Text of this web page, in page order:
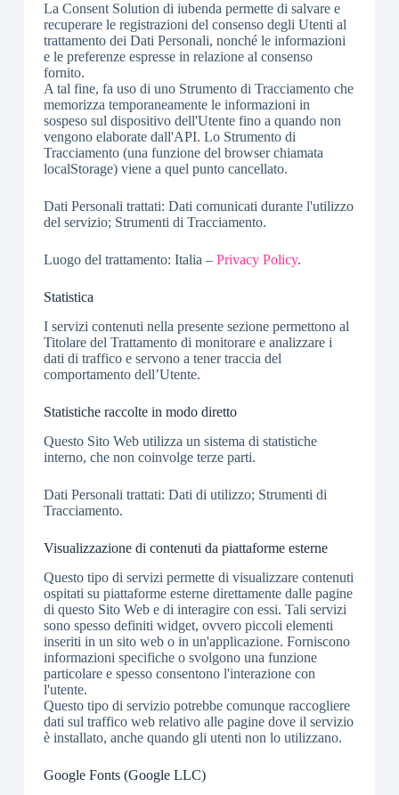
La Consent Solution di iubenda permette di salvare e
recuperare le registrazioni del consenso degli Utenti al
trattamento dei Dati Personali, nonché le informazioni
e le preferenze espresse in relazione al consenso
fornito.
A tal fine, fa uso di uno Strumento di Tracciamento che
memorizza temporaneamente le informazioni in
sospeso sul dispositivo dell'Utente fino a quando non
vengono elaborate dall'API. Lo Strumento di
Tracciamento (una funzione del browser chiamata
localStorage) viene a quel punto cancellato.
Dati Personali trattati: Dati comunicati durante l'utilizzo
del servizio; Strumenti di Tracciamento.
Luogo del trattamento: Italia –Privacy Policy.
Statistica
I servizi contenuti nella presente sezione permettono al
Titolare del Trattamento di monitorare e analizzare i
dati di traffico e servono a tener traccia del
comportamento dell’Utente.
Statistiche raccolte in modo diretto
Questo Sito Web utilizza un sistema di statistiche
interno, che non coinvolge terze parti.
Dati Personali trattati: Dati di utilizzo; Strumenti di
Tracciamento.
Visualizzazione di contenuti da piattaforme esterne
Questo tipo di servizi permette di visualizzare contenuti
ospitati su piattaforme esterne direttamente dalle pagine
di questo Sito Web e di interagire con essi. Tali servizi
sono spesso definiti widget, ovvero piccoli elementi
inseriti in un sito web o in un'applicazione. Forniscono
informazioni specifiche o svolgono una funzione
particolare e spesso consentono l'interazione con
l'utente.
Questo tipo di servizio potrebbe comunque raccogliere
dati sul traffico web relativo alle pagine dove il servizio
è installato, anche quando gli utenti non lo utilizzano.
Google Fonts (Google LLC)